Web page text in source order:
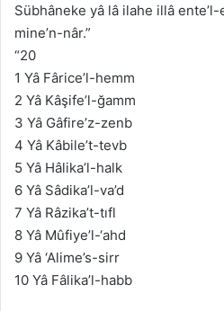
Sübhâneke yâ lâ ilahe illâ
mine’n-nâr.”
“20
1 Yâ Fârice’l-hemm
2 Yâ Kâşife’l-ğamm
3 Yâ Gâfire’z-zenb
4 Yâ Kâbile’t-tevb
5 Yâ Hâlika’l-halk
6 Yâ Sâdika’l-va’d
7 Yâ Râzika’t-tıfl
8 Yâ Mûfiye’l-‘ahd
9 Yâ ‘Alime’s-sirr
10 Yâ Fâlika’l-habb